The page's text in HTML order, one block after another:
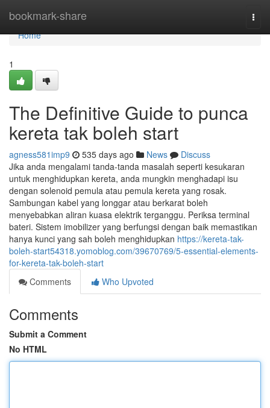
bookmark-share
Home
Home
1
The Definitive Guide to punca
kereta tak boleh start
agness581imp9 535 days ago News
Discuss
Jika anda mengalami tanda-tanda masalah seperti kesukaran
untuk menghidupkan kereta, anda mungkin menghadapi isu
dengan solenoid pemula atau pemula kereta yang rosak.
Sambungan kabel yang longgar atau berkarat boleh
menyebabkan aliran kuasa elektrik terganggu. Periksa terminal
bateri. Sistem imobilizer yang berfungsi dengan baik memastikan
hanya kunci yang sah boleh menghidupkan https://kereta-tak-
boleh-start54318.yomoblog.com/39670769/5-essential-elements-
for-kereta-tak-boleh-start
Comments
Who Upvoted
Comments
Submit a Comment
No HTML